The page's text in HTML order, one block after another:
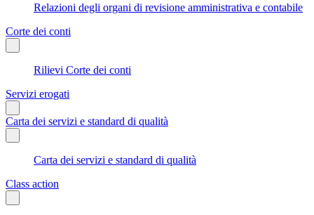
Relazioni degli organi di revisione amministrativa e contabile
Corte dei conti
Rilievi Corte dei conti
Servizi erogati
Carta dei servizi e standard di qualità
Carta dei servizi e standard di qualità
Class action